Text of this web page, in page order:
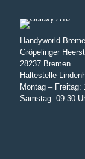
Handyworld-
Gröpelinger
28237 Bremen
Haltestelle
Montag – Freitag:
Samstag: 09:30